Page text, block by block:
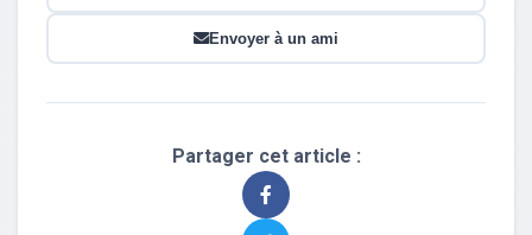
Envoyer à un ami
Partager cet article :